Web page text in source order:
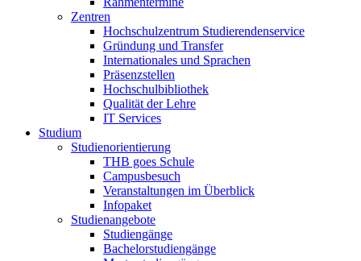
Zentren
Hochschulzentrum Studierendenservice
Gründung und Transfer
Internationales und Sprachen
Präsenzstellen
Hochschulbibliothek
Qualität der Lehre
IT Services
Studium
Studienorientierung
THB goes Schule
Campusbesuch
Veranstaltungen im Überblick
Infopaket
Studienangebote
Studiengänge
Bachelorstudiengänge